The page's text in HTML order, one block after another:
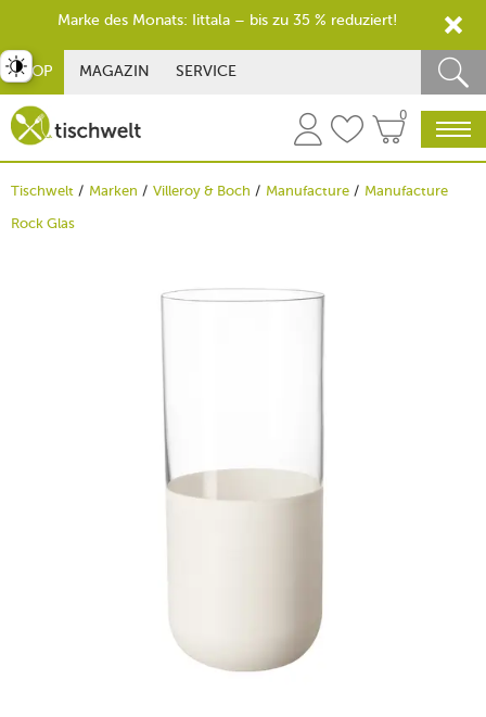
SHOP MAGAZIN SERVICE
0
Tischwelt Marken Villeroy & Boch Manufacture
Manufacture
Rock Glas
umschalten
Marke des Monats: Iittala – bis zu 35 % reduziert!